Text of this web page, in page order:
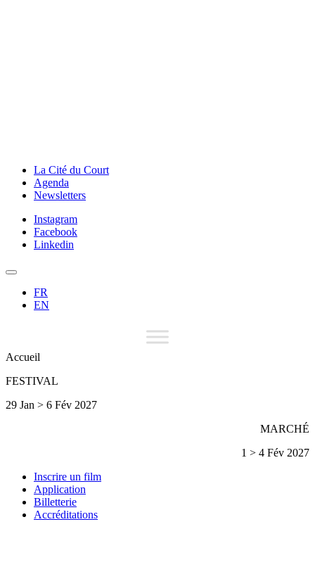
La Cité du Court
Agenda
Newsletters
Instagram
Facebook
Linkedin
FR
EN
Accueil
FESTIVAL
29 Jan > 6 Fév 2027
MARCHÉ
1 > 4 Fév 2027
Inscrire un film
Application
Billetterie
Accréditations